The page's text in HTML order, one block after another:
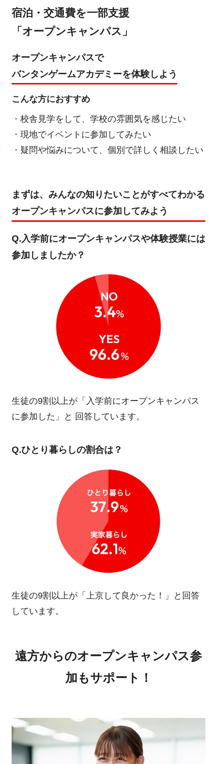
宿泊・交通費を一部支援
「オープンキャンパス」
オープンキャンパスで
バンタンゲームアカデミーを体験しよう
こんな方におすすめ
校舎見学をして、学校の雰囲気を感じたい
現地でイベントに参加してみたい
疑問や悩みについて、個別で詳しく相談したい
まずは、みんなの知りたいことがすべてわかる
オープンキャンパスに参加してみよう
Q.入学前にオープンキャンパスや体験授業には
参加しましたか？
生徒の9割以上が「入学前にオープンキャンパス
に参加した」と 回答しています。
Q.ひとり暮らしの割合は？
生徒の9割以上が「上京して良かった！」と 回答
しています。
遠方からのオープンキャンパス参
加もサポート！